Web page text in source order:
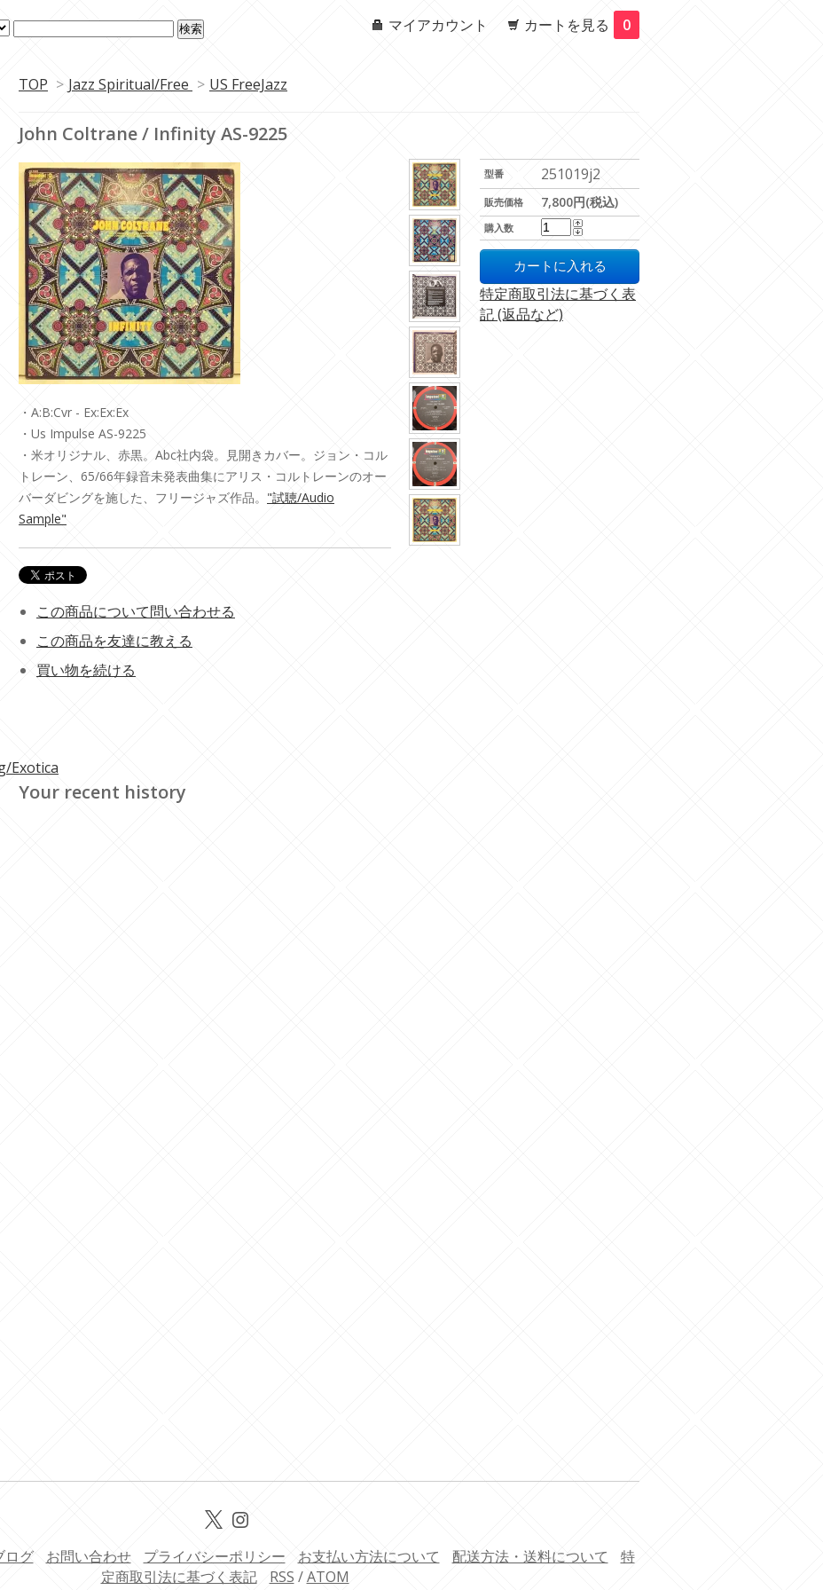
マイアカウント カートを見る 0
TOP > Jazz Spiritual/Free > US FreeJazz
John Coltrane / Infinity AS-9225
型番 251019j2
販売価格 7,800円(税込)
購入数
特定商取引法に基づく表
記 (返品など)
・A:B:Cvr - Ex:Ex:Ex
・Us Impulse AS-9225
・米オリジナル、赤黒。Abc社内袋。見開きカバー。ジョン・コル
トレーン、65/66年録音未発表曲集にアリス・コルトレーンのオー
バーダビングを施した、フリージャズ作品。 "試聴/Audio
Sample"
この商品について問い合わせる
この商品を友達に教える
買い物を続ける
Your recent history
Exotica
ログ お問い合わせ プライバシーポリシー お支払い方法について 配送方法・送料について
特
定商取引法に基づく表記
RSS /ATOM